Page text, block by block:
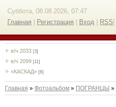
Суббота, 08.08.2026, 07:47
Главная
Регистрация Вход RSS
в/ч 2033 [3]
в/ч 2099 [11]
«КАСКАД» [6]
Главная » Фотоальбом» ПОГРАНЦЫ »